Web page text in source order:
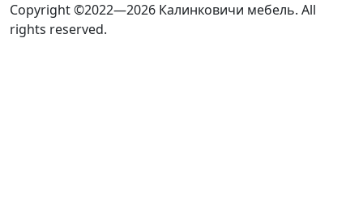
Copyright ©2022—2026 Калинковичи мебель. All
rights reserved.